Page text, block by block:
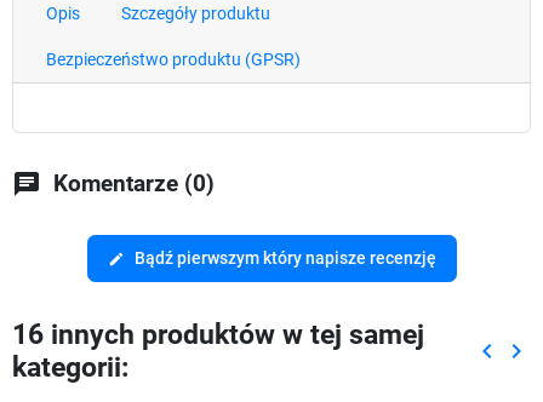
Opis Szczegóły produktu
Bezpieczeństwo produktu (GPSR)
chat Komentarze (0)
edit Bądź pierwszym który napisze recenzję
16 innych produktów w tej samej
kategorii:
keyboard_arrow_left keyboard_arrow_right